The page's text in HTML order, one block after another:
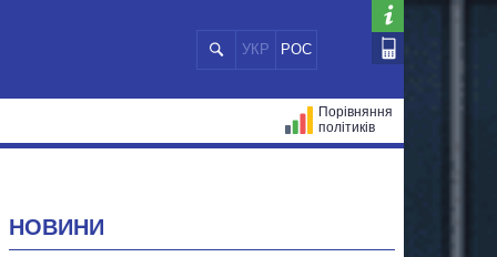
УКР РОС
Порівняння
політиків
НОВИНИ